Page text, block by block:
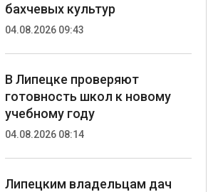
бахчевых культур
04.08.2026 09:43
В Липецке проверяют
готовность школ к новому
учебному году
04.08.2026 08:14
Липецким владельцам дач